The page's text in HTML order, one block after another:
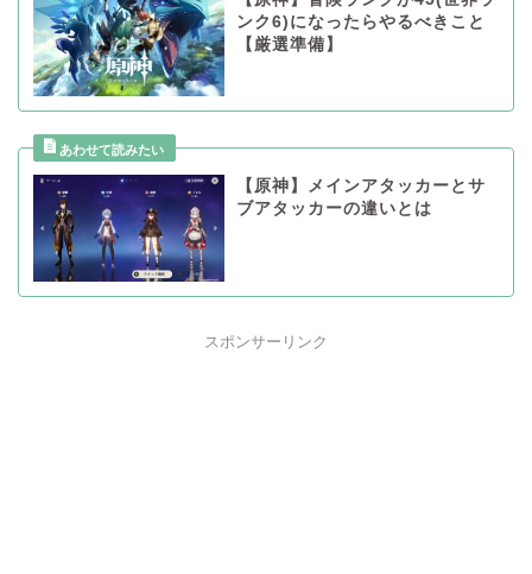
ンク6)になったらやるべきこと
【厳選準備】
【原神】メインアタッカーとサ
ブアタッカーの違いとは
スポンサーリンク